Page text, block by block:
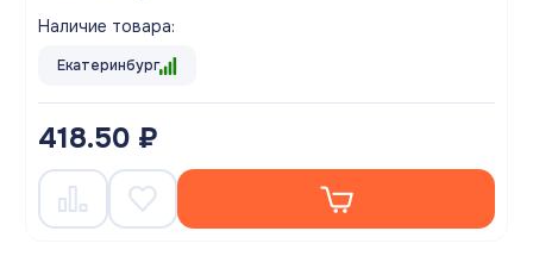
Наличие товара:
Екатеринбург
418.50 ₽